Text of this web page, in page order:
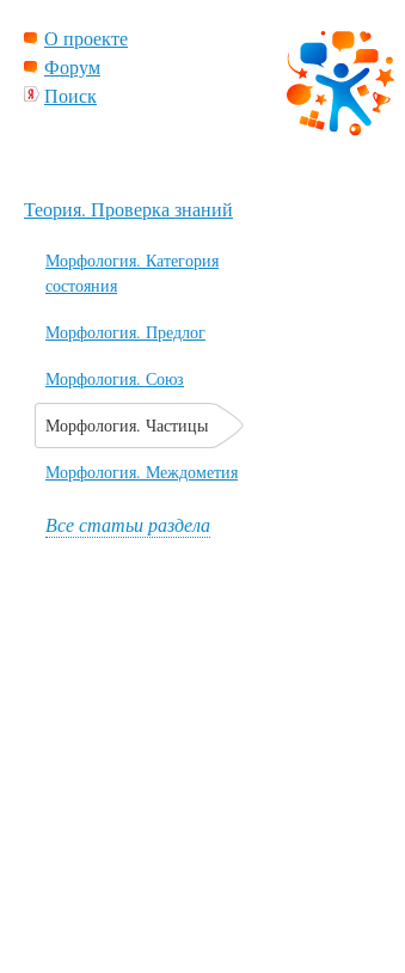
О проекте
Форум
Поиск
Теория. Проверка знаний
Морфология. Категория
состояния
Морфология. Предлог
Морфология. Союз
Морфология. Частицы
Морфология. Междометия
Все статьи раздела